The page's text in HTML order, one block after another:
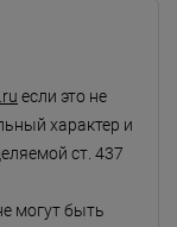
если это не
характер и
ст. 437
могут быть